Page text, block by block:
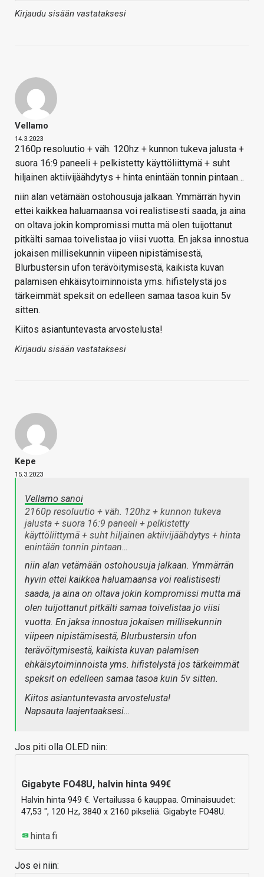
Kirjaudu sisään vastataksesi
Vellamo
14.3.2023
2160p resoluutio + väh. 120hz + kunnon tukeva jalusta +
suora 16:9 paneeli + pelkistetty käyttöliittymä + suht
hiljainen aktiivijäähdytys + hinta enintään tonnin pintaan…
niin alan vetämään ostohousuja jalkaan. Ymmärrän hyvin
ettei kaikkea haluamaansa voi realistisesti saada, ja aina
on oltava jokin kompromissi mutta mä olen tuijottanut
pitkälti samaa toivelistaa jo viisi vuotta. En jaksa innostua
jokaisen millisekunnin viipeen nipistämisestä,
Blurbustersin ufon terävöitymisestä, kaikista kuvan
palamisen ehkäisytoiminnoista yms. hifistelystä jos
tärkeimmät speksit on edelleen samaa tasoa kuin 5v
sitten.
Kiitos asiantuntevasta arvostelusta!
Kirjaudu sisään vastataksesi
Kepe
15.3.2023
Vellamo sanoi
2160p resoluutio + väh. 120hz + kunnon tukeva
jalusta + suora 16:9 paneeli + pelkistetty
käyttöliittymä + suht hiljainen aktiivijäähdytys + hinta
enintään tonnin pintaan…
niin alan vetämään ostohousuja jalkaan. Ymmärrän
hyvin ettei kaikkea haluamaansa voi realistisesti
saada, ja aina on oltava jokin kompromissi mutta mä
olen tuijottanut pitkälti samaa toivelistaa jo viisi
vuotta. En jaksa innostua jokaisen millisekunnin
viipeen nipistämisestä, Blurbustersin ufon
terävöitymisestä, kaikista kuvan palamisen
ehkäisytoiminnoista yms. hifistelystä jos tärkeimmät
speksit on edelleen samaa tasoa kuin 5v sitten.
Kiitos asiantuntevasta arvostelusta!
Napsauta laajentaaksesi…
Jos piti olla OLED niin:
Gigabyte FO48U, halvin hinta 949€
Halvin hinta 949 €. Vertailussa 6 kauppaa. Ominaisuudet:
47,53 ", 120 Hz, 3840 x 2160 pikseliä. Gigabyte FO48U.
hinta.fi
Jos ei niin: